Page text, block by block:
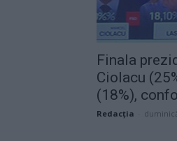
Finala
Ciolacu
(18%),
Redacţia